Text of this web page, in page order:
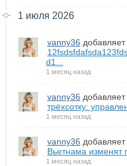
1 июля 2026
vanny36 добавляет
d1...
1 месяц назад
vanny36 добавляет
трёхсотку:
1 месяц назад
vanny36 добавляет
Вьетнама изменят
1 месяц назад